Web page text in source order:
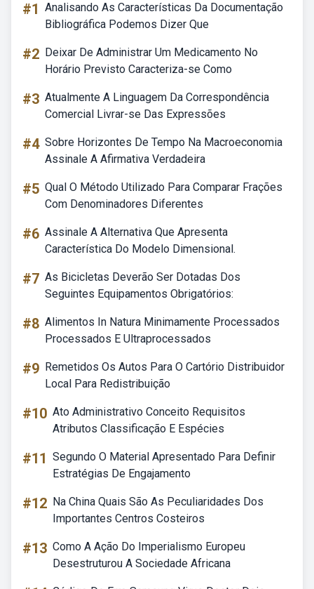
#1 Analisando As Características Da Documentação
Bibliográfica Podemos Dizer Que
#2 Deixar De Administrar Um Medicamento No
Horário Previsto Caracteriza-se Como
#3 Atualmente A Linguagem Da Correspondência
Comercial Livrar-se Das Expressões
#4 Sobre Horizontes De Tempo Na Macroeconomia
Assinale A Afirmativa Verdadeira
#5 Qual O Método Utilizado Para Comparar Frações
Com Denominadores Diferentes
#6 Assinale A Alternativa Que Apresenta
Característica Do Modelo Dimensional.
#7 As Bicicletas Deverão Ser Dotadas Dos
Seguintes Equipamentos Obrigatórios:
#8 Alimentos In Natura Minimamente Processados
Processados E Ultraprocessados
#9 Remetidos Os Autos Para O Cartório Distribuidor
Local Para Redistribuição
#10 Ato Administrativo Conceito Requisitos
Atributos Classificação E Espécies
#11 Segundo O Material Apresentado Para Definir
Estratégias De Engajamento
#12 Na China Quais São As Peculiaridades Dos
Importantes Centros Costeiros
#13 Como A Ação Do Imperialismo Europeu
Desestruturou A Sociedade Africana